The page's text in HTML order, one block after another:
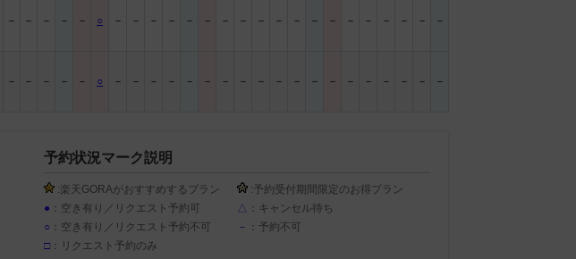
－ － － － － ○ － － － － － － － － － － － － － － － － － － －
－ － － － － ○ － － － － － － － － － － － － － － － － － － －
予約状況マーク説明
:楽天GORAがおすすめするプラン
:予約受付期間限定のお得プラン
● ：空き有り／リクエスト予約可 △ ：キャンセル待ち
○ ：空き有り／リクエスト予約不可 － ：予約不可
□ ：リクエスト予約のみ